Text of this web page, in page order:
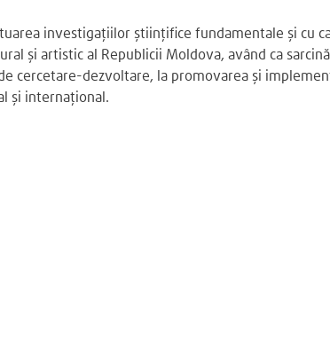
investigaţiilor ştiinţifice fundamentale şi cu
şi artistic al Republicii Moldova, având ca
cercetare-dezvoltare, la promovarea şi
şi internaţional.